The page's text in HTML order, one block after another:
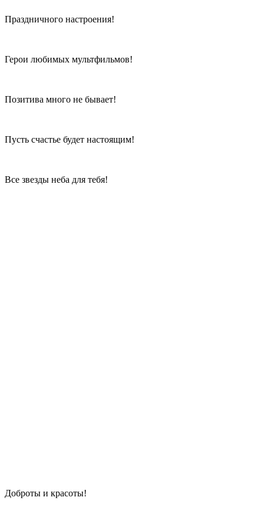
Праздничного настроения!
Герои любимых мультфильмов!
Позитива много не бывает!
Пусть счастье будет настоящим!
Все звезды неба для тебя!
Доброты и красоты!